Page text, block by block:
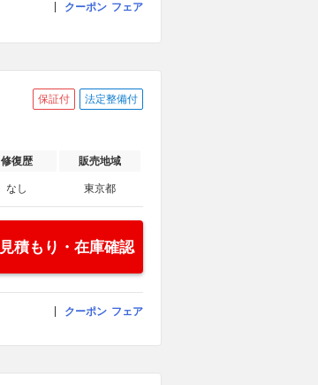
クーポン フェア
保証付 法定整備付
修復歴 販売地域
なし 東京都
見積もり・在庫確認
クーポン フェア